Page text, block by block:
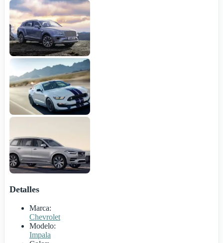
Detalles
Marca:
Chevrolet
Modelo:
Impala